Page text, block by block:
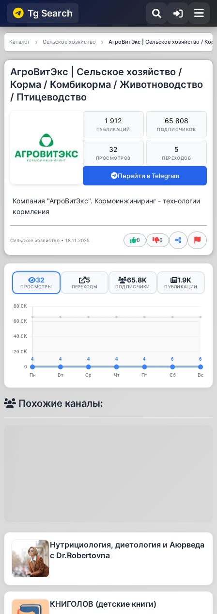
Tg Searсh
Каталог Сельское хозяйство АгроВитЭкс | Сельское хозяйство /
АгроВитЭкс | Сельское хозяйство /
Корма / Комбикорма / Животноводство
/ Птицеводство
1 912
ПУБЛИКАЦИЙ
65 808
ПОДПИСЧИКОВ
32
ПРОСМОТРОВ
5
ПЕРЕХОДОВ
Перейти в Telegram
Компания "АгроВитЭкс". Кормоинжиниринг - технологии
кормления
Сельское хозяйство • 18.11.2025 0 0
32
ПРОСМОТРЫ
5
ПЕРЕХОДЫ
65.8K
ПОДПИСЧИКИ
1.9K
ПУБЛИКАЦИИ
Похожие каналы:
Нутрициология, диетология и Аюрведа
с Dr.Robertovna
КНИГОЛОВ (детские книги)